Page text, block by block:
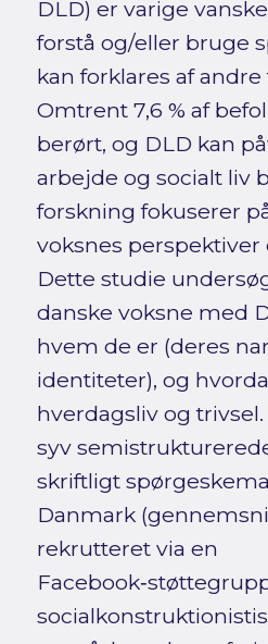
DLD) er varige
forstå og/eller bruge
kan forklares af andre
Omtrent 7,6 % af
berørt, og DLD kan
arbejde og socialt liv
forskning fokuserer
voksnes
Dette studie
danske voksne med
hvem de er (deres
identiteter), og
hverdagsliv og
syv
skriftligt
Danmark
rekrutteret via en